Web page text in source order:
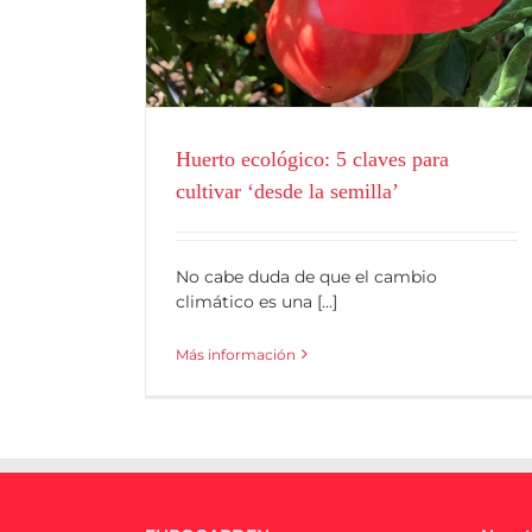
Blog
Huerto ecológico: 5 claves para
cultivar ‘desde la semilla’
No cabe duda de que el cambio
climático es una [...]
Más información